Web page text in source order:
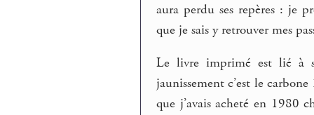
aura perdu ses repères : je
que je sais y retrouver mes
Le livre imprimé est lié à
jaunissement c’est le
que j’avais acheté en 1980